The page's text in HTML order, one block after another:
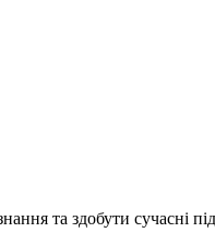
та здобути сучасні